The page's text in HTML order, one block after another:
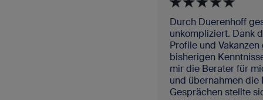
Durch Duerenhoff
unkompliziert. Dank
Profile und
bisherigen
mir die Berater für
und übernahmen die
Gesprächen stellte